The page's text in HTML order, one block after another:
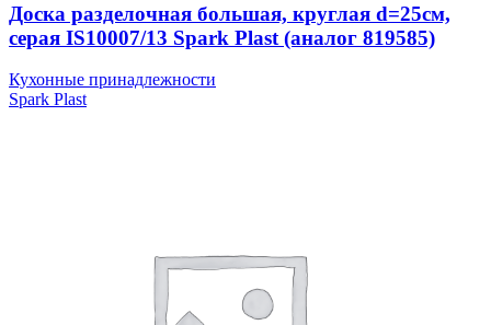
Доска разделочная большая, круглая d=25см,
серая IS10007/13 Spark Plast (аналог 819585)
Кухонные принадлежности
Spark Plast